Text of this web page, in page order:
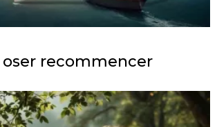
oser recommencer